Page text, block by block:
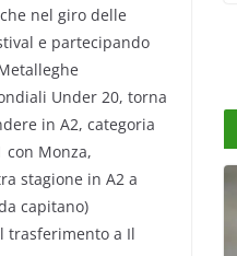
nel giro delle
e partecipando
Under 20, torna
in A2, categoria
con Monza,
stagione in A2 a
capitano)
trasferimento a Il